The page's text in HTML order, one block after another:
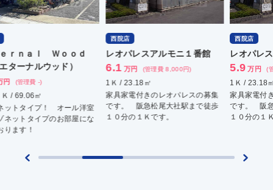
レオパレスアルモニ１番館
6.1 万円 (管理費 8,000円)
1Ｋ / 23.18㎡
家具家電付きのレオパレスの募集
です。 阪急松尾大社駅まで徒歩
１０分の１Ｋです。
レオパレスアルモニ１番館
5.9 万円 (管理費 8,000円)
1Ｋ / 23.18㎡
家具家電付きのレオパレスの募集
です。 阪急松尾大社駅まで徒歩
１０分の１Ｋです。
レ
6.1
1Ｋ
家
で
１